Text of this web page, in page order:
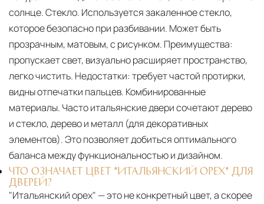
солнце. Стекло. Используется закаленное стекло,
которое безопасно при разбивании. Может быть
прозрачным, матовым, с рисунком. Преимущества:
пропускает свет, визуально расширяет пространство,
легко чистить. Недостатки: требует частой протирки,
видны отпечатки пальцев. Комбинированные
материалы. Часто итальянские двери сочетают дерево
и стекло, дерево и металл (для декоративных
элементов). Это позволяет добиться оптимального
баланса между функциональностью и дизайном.
ЧТО ОЗНАЧАЕТ ЦВЕТ "ИТАЛЬЯНСКИЙ ОРЕХ" ДЛЯ
ДВЕРЕЙ?
"Итальянский орех" — это не конкретный цвет, а скорее